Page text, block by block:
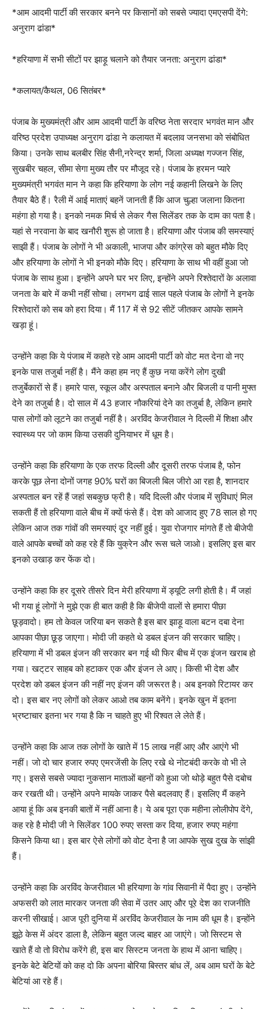
*आम आदमी पार्टी की सरकार बनने पर किसानों को सबसे ज्यादा एमएसपी देंगे:
अनुराग ढांडा*
*हरियाणा में सभी सीटों पर झाड़ू चलाने को तैयार जनता: अनुराग ढांडा*
*कलायत/कैथल, 06 सितंबर*
पंजाब के मुख्यमंत्री और आम आदमी पार्टी के वरिष्ठ नेता सरदार भगवंत मान और
वरिष्ठ प्रदेश उपाध्यक्ष अनुराग ढांडा ने कलायत में बदलाव जनसभा को संबोधित
किया। उनके साथ बलबीर सिंह सैनी,नरेन्द्र शर्मा, जिला अध्यक्ष गज्जन सिंह,
सुखबीर चहल, सीमा सेगा मुख्य तौर पर मौजूद रहे। पंजाब के हरमन प्यारे
मुख्यमंत्री भगवंत मान ने कहा कि हरियाणा के लोग नई कहानी लिखने के लिए
तैयार बैठे हैं। रैली में आई माताएं बहनें जानती हैं कि आज चुल्हा जलाना कितना
महंगा हो गया है। इनको नमक मिर्च से लेकर गैस सिलेंडर तक के दाम का पता है।
यहां से नरवाना के बाद खनौरी शुरू हो जाता है। हरियाणा और पंजाब की समस्याएं
साझी हैं। पंजाब के लोगों ने भी अकाली, भाजपा और कांग्रेस को बहुत मौके दिए
और हरियाणा के लोगों ने भी इनको मौके दिए। हरियाणा के साथ भी वहीं हुआ जो
पंजाब के साथ हुआ। इन्होंने अपने घर भर लिए, इन्होंने अपने रिश्तेदारों के अलावा
जनता के बारे में कभी नहीं सोचा। लगभग ढाई साल पहले पंजाब के लोगों ने इनके
रिश्तेदारों को सब को हरा दिया। मैं 117 में से 92 सीटें जीतकर आपके सामने
खड़ा हूं।
उन्होंने कहा कि ये पंजाब में कहते रहे आम आदमी पार्टी को वोट मत देना वो नए
इनके पास तजुर्बा नहीं है। मैंने कहा हम नए हैं कुछ नया करेंगे लोग दुखी
तजुर्बेकारों से हैं। हमारे पास, स्कूल और अस्पताल बनाने और बिजली व पानी मुफ्त
देने का तजुर्बा है। दो साल में 43 हजार नौकरियां देने का तजुर्बा है, लेकिन हमारे
पास लोगों को लूटने का तजुर्बा नहीं है। अरविंद केजरीवाल ने दिल्ली में शिक्षा और
स्वास्थ्य पर जो काम किया उसकी दुनियाभर में धूम है।
उन्होंने कहा कि हरियाणा के एक तरफ दिल्ली और दूसरी तरफ पंजाब है, फोन
करके पूछ लेना दोनों जगह 90% घरों का बिजली बिल जीरो आ रहा है, शानदार
अस्पताल बन रहें हैं जहां सबकुछ फ्री है। यदि दिल्ली और पंजाब में सुविधाएं मिल
सकती हैं तो हरियाणा वाले बीच में क्यों फंसे हैं। देश को आजाद हुए 78 साल हो गए
लेकिन आज तक गांवों की समस्याएं दूर नहीं हुई। युवा रोजगार मांगते हैं तो बीजेपी
वाले आपके बच्चों को कह रहे हैं कि युक्रेन और रूस चले जाओ। इसलिए इस बार
इनको उखाड़ कर फेंक दो।
उन्होंने कहा कि हर दूसरे तीसरे दिन मेरी हरियाणा में ड्यूटि लगी होती है। मैं जहां
भी गया हूं लोगों ने मुझे एक ही बात कही है कि बीजेपी वालों से हमारा पीछा
छूड़वादो। हम तो केवल जरिया बन सकते है इस बार झाड़ू वाला बटन दबा देना
आपका पीछा छूड़ जाएगा। मोदी जी कहते थे डबल इंजन की सरकार चाहिए।
हरियाणा में भी डबल इंजन की सरकार बन गई थी फिर बीच में एक इंजन खराब हो
गया। खट्‌टर साहब को हटाकर एक और इंजन ले आए। किसी भी देश और
प्रदेश को डबल इंजन की नहीं नए इंजन की जरूरत है। अब इनको रिटायर कर
दो। इस बार नए लोगों को लेकर आओ तब काम बनेंगे। इनके खुन में इतना
भ्रष्टाचार इतना भर गया है कि न चाहते हुए भी रिश्वत ले लेते हैं।
उन्होंने कहा कि आज तक लोगों के खाते में 15 लाख नहीं आए और आएंगे भी
नहीं। जो दो चार हजार रुपए एमरजेंसी के लिए रखे थे नोटबंदी करके वो भी ले
गए। इससे सबसे ज्यादा नुकसान माताओं बहनों को हुआ जो थोड़े बहुत पैसे दबोच
कर रखती थी। उन्होंने अपने मायके जाकर पैसे बदलवाए हैं। इसलिए मैं कहने
आया हूं कि अब इनकी बातों में नहीं आना है। ये अब पूरा एक महीना लोलीपोप देंगे,
कह रहे है मोदी जी ने सिलेंडर 100 रुपए सस्ता कर दिया, हजार रुपए महंगा
किसने किया था। इस बार ऐसे लोगों को वोट देना है जा आपके सुख दुख के सांझी
हैं।
उन्होंने कहा कि अरविंद केजरीवाल भी हरियाणा के गांव सिवानी में पैदा हुए। उन्होंने
अफसरी को लात मारकर जनता की सेवा में उतर आए और पूरे देश का राजनीति
करनी सीखाई। आज पूरी दुनिया में अरविंद केजरीवाल के नाम की धूम है। इन्होंने
झूठे केस में अंदर डाला है, लेकिन बहुत जल्द बाहर आ जाएंगे। जो सिस्टम से
खाते हैं वो तो विरोध करेंगे ही, इस बार सिस्टम जनता के हाथ में आना चाहिए।
इनके बेटे बेटियों को कह दो कि अपना बोरिया बिस्तर बांध लें, अब आम घरों के बेटे
बेटियां आ रहे हैं।